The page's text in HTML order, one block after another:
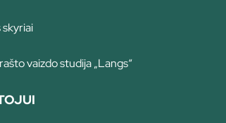
skyriai
vaizdo studija „Langs“